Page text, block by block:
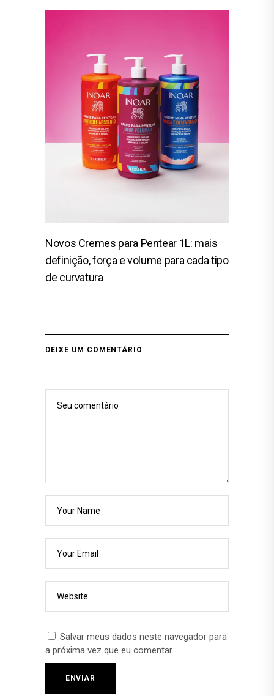
Novos Cremes para Pentear 1L: mais
definição, força e volume para cada tipo
de curvatura
DEIXE UM COMENTÁRIO
Salvar meus dados neste navegador para
a próxima vez que eu comentar.